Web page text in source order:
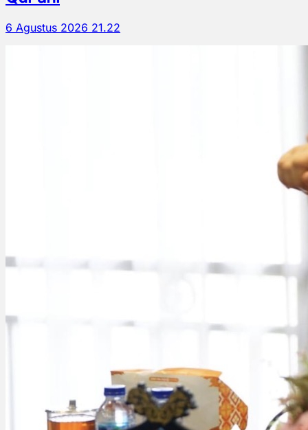
6 Agustus 2026 21.22